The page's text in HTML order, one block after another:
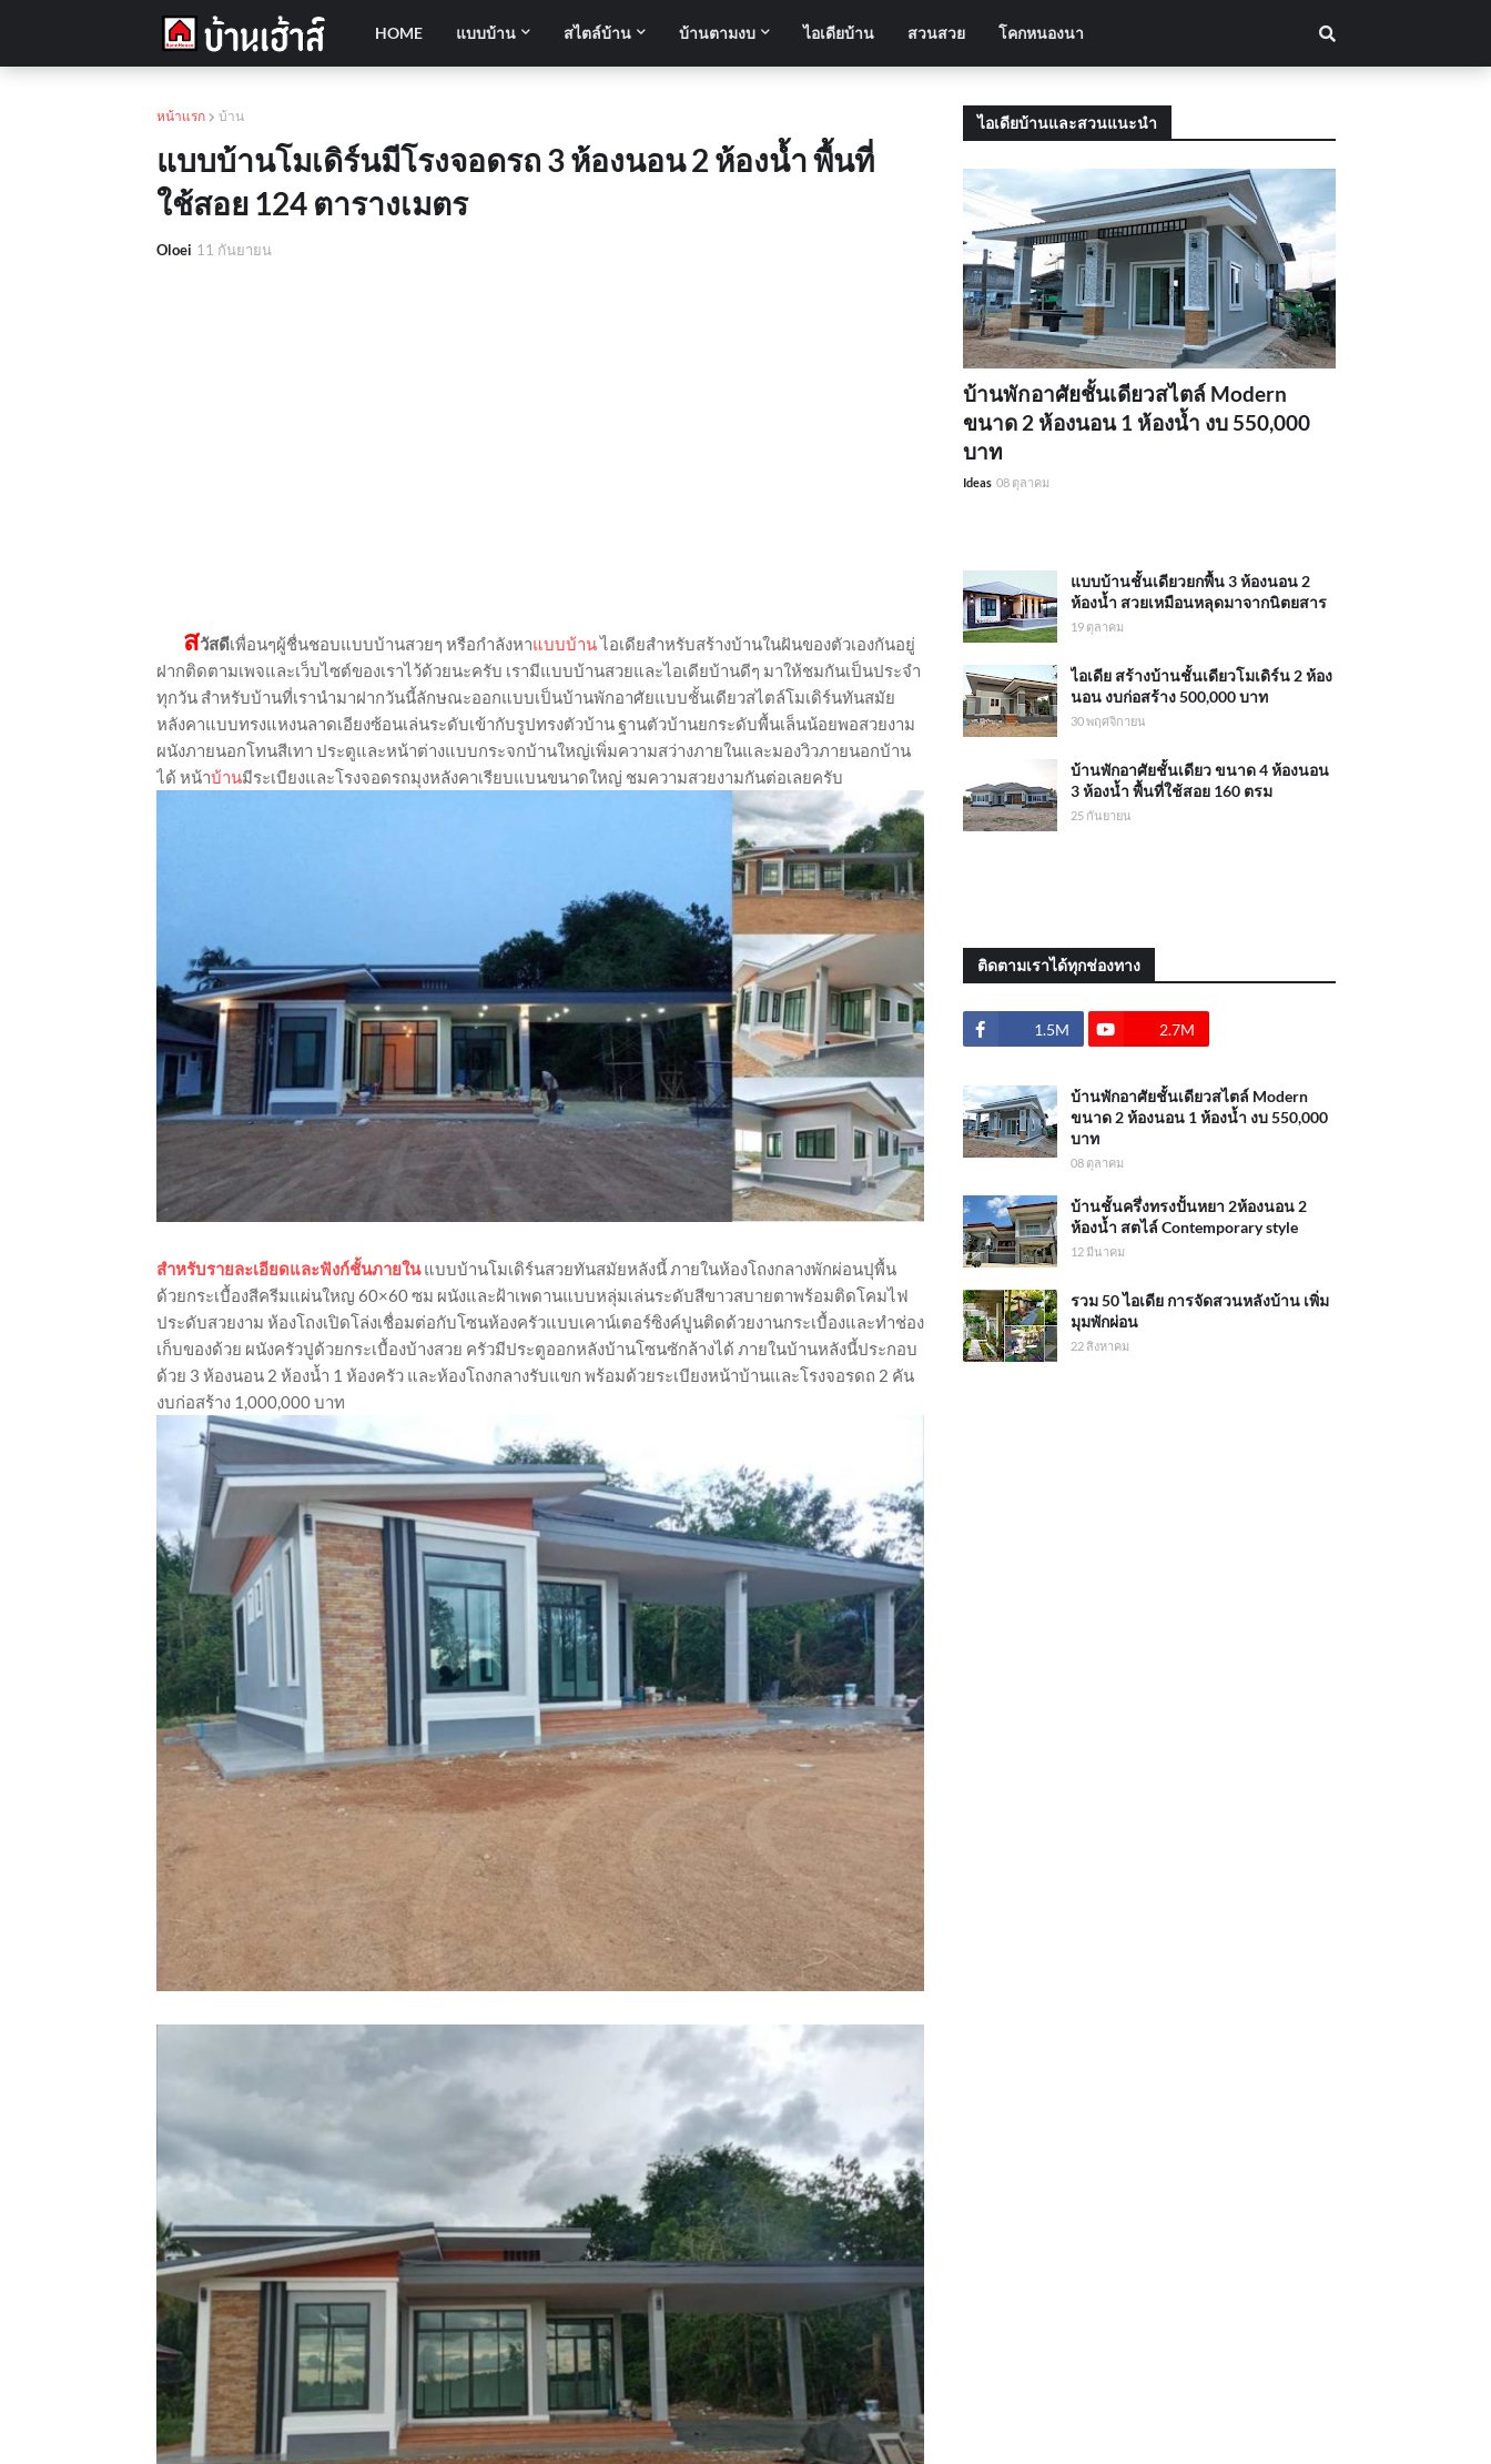
HOME แบบบ้าน สไตล์บ้าน บ้านตามงบ ไอเดียบ้าน สวนสวย โคกหนองนา
หน้าแรก บ้าน
แบบบ้านโมเดิร์นมีโรงจอดรถ 3 ห้องนอน 2 ห้องน้ำ พื้นที่
ใช้สอย 124 ตารางเมตร
Oloei 11 กันยายน
สวัสดีเพื่อนๆผู้ชื่นชอบแบบบ้านสวยๆ หรือกำลังหาแบบบ้านไอเดียสำหรับสร้างบ้านในฝันของตัวเองกันอยู่
ฝากติดตามเพจและเว็บไซต์ของเราไว้ด้วยนะครับ เรามีแบบบ้านสวยและไอเดียบ้านดีๆ มาให้ชมกันเป็นประจำ
ทุกวัน สำหรับบ้านที่เรานำมาฝากวันนี้ลักษณะออกแบบเป็นบ้านพักอาศัยแบบชั้นเดียวสไตล์โมเดิร์นทันสมัย
หลังคาแบบทรงแหงนลาดเอียงซ้อนเล่นระดับเข้ากับรูปทรงตัวบ้าน ฐานตัวบ้านยกระดับพื้นเล็นน้อยพอสวยงาม
ผนังภายนอกโทนสีเทา ประตูและหน้าต่างแบบกระจกบ้านใหญ่เพิ่มความสว่างภายในและมองวิวภายนอกบ้าน
ได้ หน้าบ้านมีระเบียงและโรงจอดรถมุงหลังคาเรียบแบนขนาดใหญ่ ชมความสวยงามกันต่อเลยครับ
สำหรับรายละเอียดและฟังก์ชั้นภายในแบบบ้านโมเดิร์นสวยทันสมัยหลังนี้ ภายในห้องโถงกลางพักผ่อนปุพื้น
ด้วยกระเบื้องสีครีมแผ่นใหญ 60×60 ซม ผนังและฝ้าเพดานแบบหลุ่มเล่นระดับสีขาวสบายตาพร้อมติดโคมไฟ
ประดับสวยงาม ห้องโถงเปิดโล่งเชื่อมต่อกับโซนห้องครัวแบบเคาน์เตอร์ซิงค์ปูนติดด้วยงานกระเบื้องและทำช่อง
เก็บของด้วย ผนังครัวปูด้วยกระเบื้องบ้างสวย ครัวมีประตูออกหลังบ้านโซนซักล้างได้ ภายในบ้านหลังนี้ประกอบ
ด้วย 3 ห้องนอน 2 ห้องน้ำ 1 ห้องครัว และห้องโถงกลางรับแขก พร้อมด้วยระเบียงหน้าบ้านและโรงจอรดถ 2 คัน
งบก่อสร้าง 1,000,000 บาท
ไอเดียบ้านและสวนแนะนำ
บ้านพักอาศัยชั้นเดียวสไตล์ Modern
ขนาด 2 ห้องนอน 1 ห้องน้ำ งบ 550,000
บาท
Ideas 08 ตุลาคม
แบบบ้านชั้นเดียวยกพื้น 3 ห้องนอน 2
ห้องน้ำ สวยเหมือนหลุดมาจากนิตยสาร
19 ตุลาคม
ไอเดีย สร้างบ้านชั้นเดียวโมเดิร์น 2 ห้อง
นอน งบก่อสร้าง 500,000 บาท
30 พฤศจิกายน
บ้านพักอาศัยชั้นเดียว ขนาด 4 ห้องนอน
3 ห้องน้ำ พื้นที่ใช้สอย 160 ตรม
25 กันยายน
ติดตามเราได้ทุกช่องทาง
1.5M 2.7M
บ้านพักอาศัยชั้นเดียวสไตล์ Modern
ขนาด 2 ห้องนอน 1 ห้องน้ำ งบ 550,000
บาท
08 ตุลาคม
บ้านชั้นครึ่งทรงปั้นหยา 2ห้องนอน 2
ห้องน้ำ สตไล์ Contemporary style
12 มีนาคม
รวม 50 ไอเดีย การจัดสวนหลังบ้าน เพิ่ม
มุมพักผ่อน
22 สิงหาคม